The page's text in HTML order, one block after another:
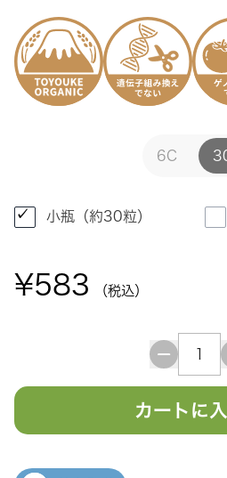
6C
小瓶（約30粒）
¥583 （税込）
カートに